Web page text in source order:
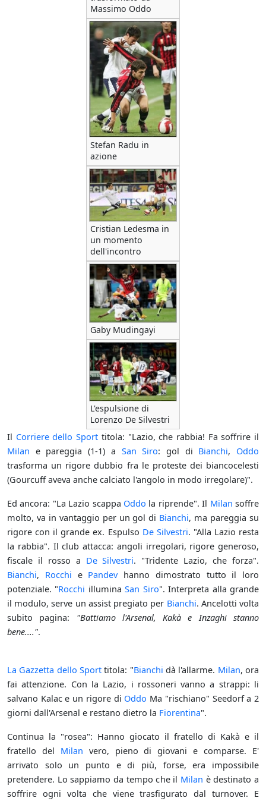
Massimo Oddo
Stefan Radu in
azione
Cristian Ledesma in
un momento
dell'incontro
Gaby Mudingayi
L'espulsione di
Lorenzo De Silvestri
Il Corriere dello Sport titola: "Lazio, che rabbia! Fa soffrire il
Milan e pareggia (1-1) a San Siro: gol di Bianchi, Oddo
trasforma un rigore dubbio fra le proteste dei biancocelesti
(Gourcuff aveva anche calciato l'angolo in modo irregolare)".
Ed ancora: "La Lazio scappa Oddo la riprende". Il Milan soffre
molto, va in vantaggio per un gol di Bianchi, ma pareggia su
rigore con il grande ex. Espulso De Silvestri. "Alla Lazio resta
la rabbia". Il club attacca: angoli irregolari, rigore generoso,
fiscale il rosso a De Silvestri. "Tridente Lazio, che forza".
Bianchi, Rocchi e Pandevhanno dimostrato tutto il loro
potenziale. "Rocchi illuminaSan Siro". Interpreta alla grande
il modulo, serve un assist pregiato per Bianchi. Ancelotti volta
subito pagina: "Battiamo l'Arsenal, Kakà e Inzaghi stanno
bene....".
La Gazzetta dello Sport titola: "Bianchi dà l'allarme. Milan, ora
fai attenzione. Con la Lazio, i rossoneri vanno a strappi: li
salvano Kalac e un rigore di Oddo Ma "rischiano" Seedorf a 2
giorni dall'Arsenal e restano dietro la Fiorentina".
Continua la "rosea": Hanno giocato il fratello di Kakà e il
fratello del Milan vero, pieno di giovani e comparse. E'
arrivato solo un punto e di più, forse, era impossibile
pretendere. Lo sappiamo da tempo che il Milan è destinato a
soffrire ogni volta che viene trasfigurato dal turnover. E